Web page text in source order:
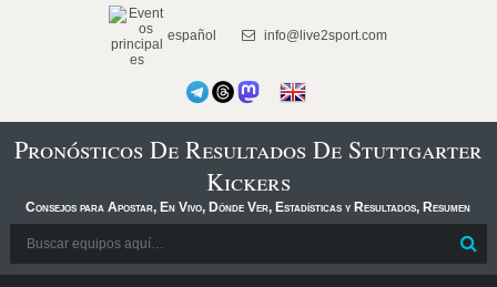
español info@live2sport.com
Pronósticos De Resultados De Stuttgarter
Kickers
Consejos para Apostar, En Vivo, Dónde Ver, Estadísticas y Resultados, Resumen